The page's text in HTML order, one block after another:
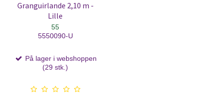
Granguirlande 2,10 m -
Lille
55
5550090-U
På lager i webshoppen
(29 stk.)